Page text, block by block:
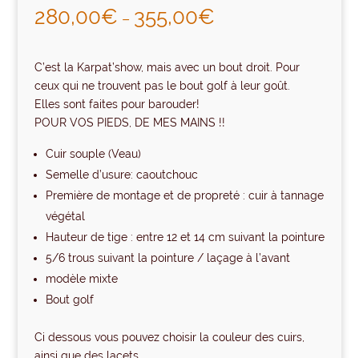
sur 5
basé sur
280,00€ – 355,00€
C’est la Karpat’show, mais avec un bout droit. Pour
ceux qui ne trouvent pas le bout golf à leur goût.
Elles sont faites pour barouder!
POUR VOS PIEDS, DE MES MAINS !!
Cuir souple (Veau)
Semelle d’usure: caoutchouc
Première de montage et de propreté : cuir à tannage
végétal
Hauteur de tige : entre 12 et 14 cm suivant la pointure
5/6 trous suivant la pointure / laçage à l’avant
modèle mixte
Bout golf
Ci dessous vous pouvez choisir la couleur des cuirs,
ainsi que des lacets.